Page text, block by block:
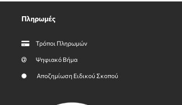
Πληρωμές
Τρόποι Πληρωμών
Ψηφιακό Βήμα
Αποζημίωση Ειδικού Σκοπού